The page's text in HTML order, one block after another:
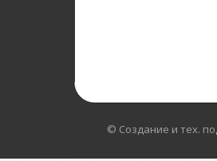
© Создание и тех.